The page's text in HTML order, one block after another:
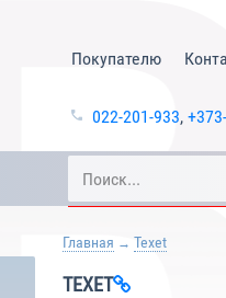
Покупателю
022-201-933,
Главная Texet
TEXET